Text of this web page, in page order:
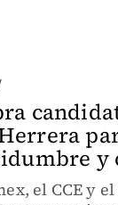
y
el CCE y